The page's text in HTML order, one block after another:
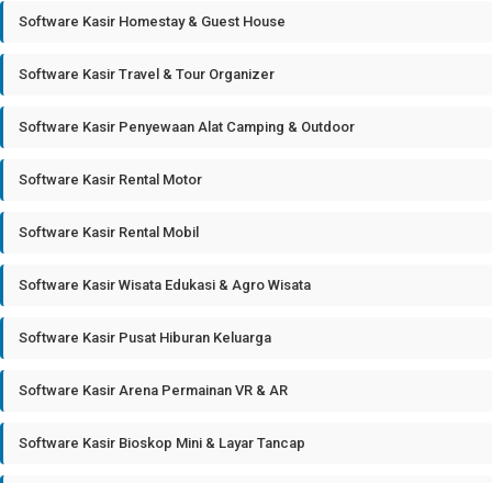
Software Kasir Homestay & Guest House
Software Kasir Travel & Tour Organizer
Software Kasir Penyewaan Alat Camping & Outdoor
Software Kasir Rental Motor
Software Kasir Rental Mobil
Software Kasir Wisata Edukasi & Agro Wisata
Software Kasir Pusat Hiburan Keluarga
Software Kasir Arena Permainan VR & AR
Software Kasir Bioskop Mini & Layar Tancap